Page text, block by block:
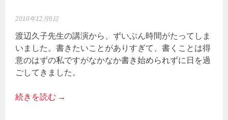
2010年12月6日
渡辺久子先生の講演から、ずいぶん時間がたってしま
いました。書きたいことがありすぎて、書くことは得
意のはずの私ですがなかなか書き始められずに日を過
ごしてきました。
続きを読む →